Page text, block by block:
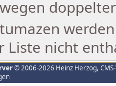
Liste nicht
© 2006-2026 Heinz Herzog,